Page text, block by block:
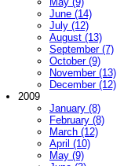
June (14)
July (12)
August (13)
September (7)
October (9)
November (13)
December (12)
2009
January (8)
February (8)
March (12)
April (10)
May (9)